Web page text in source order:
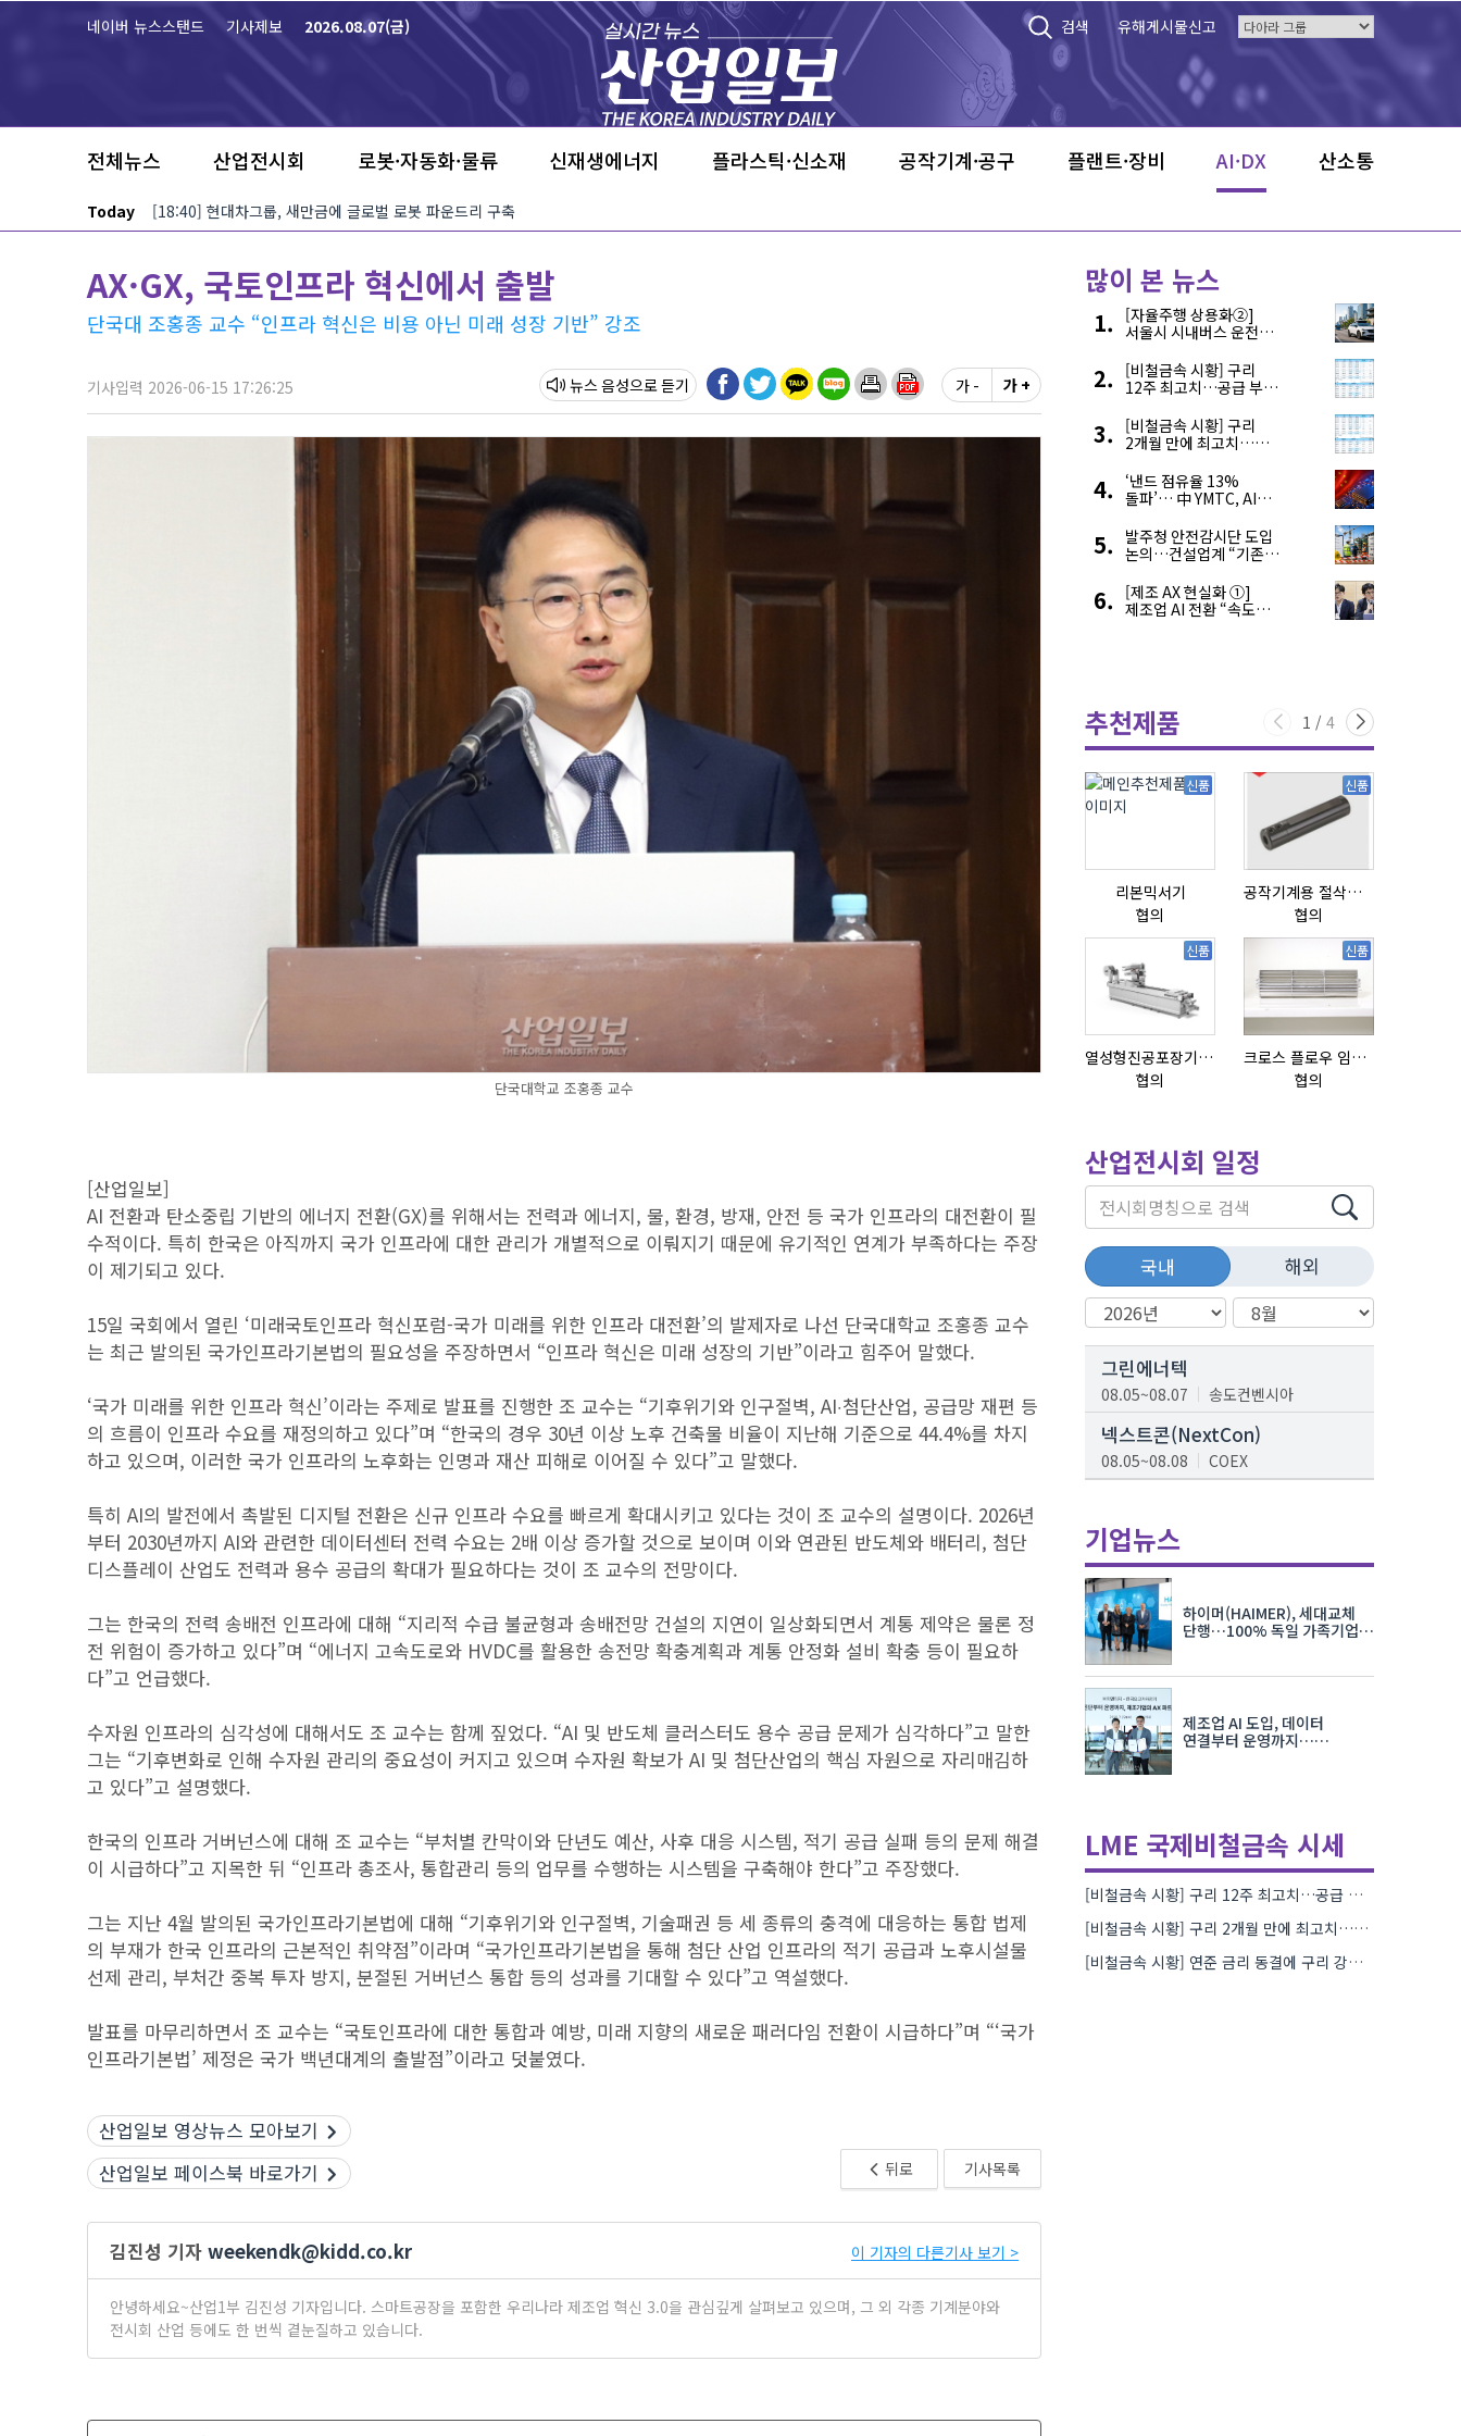
네이버 뉴스스탠드 기사제보 2026.08.07(금) 검색 유해게시물신고
전체뉴스 산업전시회 로봇·자동화·물류 신재생에너지 플라스틱·신소재 공작기계·공구 플랜트·장비 AI·DX 산소통
Today [18:40] 현대차그룹, 새만금에 글로벌 로봇 파운드리 구축
AX·GX, 국토인프라 혁신에서 출발
단국대 조홍종 교수 “인프라 혁신은 비용 아닌 미래 성장 기반” 강조
기사입력 2026-06-15 17:26:25 뉴스 음성 가 - 가 +
단국대학교 조홍종 교수
[산업일보]
AI 전환과 탄소중립 기반의 에너지 전환(GX)를 위해서는 전력과 에너지, 물, 환경, 방재, 안전 등 국가 인프라의 대전환이 필
수적이다. 특히 한국은 아직까지 국가 인프라에 대한 관리가 개별적으로 이뤄지기 때문에 유기적인 연계가 부족하다는 주장
이 제기되고 있다.
15일 국회에서 열린 ‘미래국토인프라 혁신포럼-국가 미래를 위한 인프라 대전환’의 발제자로 나선 단국대학교 조홍종 교수
는 최근 발의된 국가인프라기본법의 필요성을 주장하면서 “인프라 혁신은 미래 성장의 기반”이라고 힘주어 말했다.
‘국가 미래를 위한 인프라 혁신’이라는 주제로 발표를 진행한 조 교수는 “기후위기와 인구절벽, AI‧첨단산업, 공급망 재편 등
의 흐름이 인프라 수요를 재정의하고 있다”며 “한국의 경우 30년 이상 노후 건축물 비율이 지난해 기준으로 44.4%를 차지
하고 있으며, 이러한 국가 인프라의 노후화는 인명과 재산 피해로 이어질 수 있다”고 말했다.
특히 AI의 발전에서 촉발된 디지털 전환은 신규 인프라 수요를 빠르게 확대시키고 있다는 것이 조 교수의 설명이다. 2026년
부터 2030년까지 AI와 관련한 데이터센터 전력 수요는 2배 이상 증가할 것으로 보이며 이와 연관된 반도체와 배터리, 첨단
디스플레이 산업도 전력과 용수 공급의 확대가 필요하다는 것이 조 교수의 전망이다.
그는 한국의 전력 송배전 인프라에 대해 “지리적 수급 불균형과 송배전망 건설의 지연이 일상화되면서 계통 제약은 물론 정
전 위험이 증가하고 있다”며 “에너지 고속도로와 HVDC를 활용한 송전망 확충계획과 계통 안정화 설비 확충 등이 필요하
다”고 언급했다.
수자원 인프라의 심각성에 대해서도 조 교수는 함께 짚었다. “AI 및 반도체 클러스터도 용수 공급 문제가 심각하다”고 말한
그는 “기후변화로 인해 수자원 관리의 중요성이 커지고 있으며 수자원 확보가 AI 및 첨단산업의 핵심 자원으로 자리매김하
고 있다”고 설명했다.
한국의 인프라 거버넌스에 대해 조 교수는 “부처별 칸막이와 단년도 예산, 사후 대응 시스템, 적기 공급 실패 등의 문제 해결
이 시급하다”고 지목한 뒤 “인프라 총조사, 통합관리 등의 업무를 수행하는 시스템을 구축해야 한다”고 주장했다.
그는 지난 4월 발의된 국가인프라기본법에 대해 “기후위기와 인구절벽, 기술패권 등 세 종류의 충격에 대응하는 통합 법제
의 부재가 한국 인프라의 근본적인 취약점”이라며 “국가인프라기본법을 통해 첨단 산업 인프라의 적기 공급과 노후시설물
선제 관리, 부처간 중복 투자 방지, 분절된 거버넌스 통합 등의 성과를 기대할 수 있다”고 역설했다.
발표를 마무리하면서 조 교수는 “국토인프라에 대한 통합과 예방, 미래 지향의 새로운 패러다임 전환이 시급하다”며 “‘국가
인프라기본법’ 제정은 국가 백년대계의 출발점”이라고 덧붙였다.
뒤로 기사목록
산업일보 영상뉴스 모아보기
산업일보 페이스북 바로가기
김진성 기자 weekendk@kidd.co.kr 이 기자의 다른기사 보기 >
안녕하세요~산업1부 김진성 기자입니다. 스마트공장을 포함한 우리나라 제조업 혁신 3.0을 관심깊게 살펴보고 있으며, 그 외 각종 기계분야와
전시회 산업 등에도 한 번씩 곁눈질하고 있습니다.
많이 본 뉴스
[자율주행 상용화②]
서울시 시내버스 운전자
해결한다
[비철금속 시황] 구리
12주 최고치…공급 부족
[비철금속 시황] 구리
2개월 만에 최고치…
우려 확대
‘낸드 점유율 13%
돌파’… 中 YMTC, AI
4위 맹추격
발주청 안전감시단 도입
논의…건설업계 “기존
[제조 AX 현실화 ①]
제조업 AI 전환 “속도와
추천제품 1 / 4
신품
리본믹서기
협의
신품
공작기계용 절삭공구, 슬리브(SLEEVE)
협의
신품
열성형진공포장기 표준형 모델 OMNIVAC S-200
협의
신품
크로스 플로우 임펠라
협의
산업전시회 일정
국내 해외
그린에너텍
08.05~08.07 송도컨벤시아
넥스트콘(NextCon)
08.05~08.08 COEX
08.19~08.21
K-PRINT
08.19~08.22
자율주행모빌리티산업전
08.25~08.27
차세대 반도체 패키징 산업전
08.26~08.28 수원컨벤션센터
기업뉴스
하이머(HAIMER), 세대교체
단행…100% 독일 가족기업
제조업 AI 도입, 데이터
연결부터 운영까지…
LME 국제비철금속 시세
[비철금속 시황] 구리 12주 최고치…공급 부족 우려에 강세
[비철금속 시황] 구리 2개월 만에 최고치…재고 감소에 공급 부족 우려 확대
[비철금속 시황] 연준 금리 동결에 구리 강세…공급 부족 우려도 가격 지지